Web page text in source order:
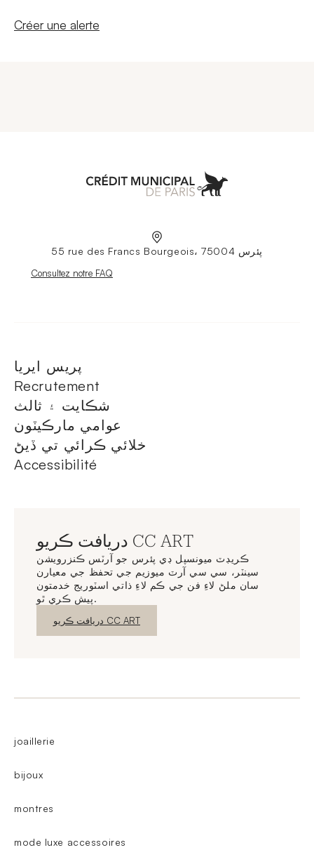
Nouvelle fenêtre
Créer une alerte
55 rue des Francs Bourgeois، 75004 پئرس
Nouvelle fenêtre
Consultez notre FAQ
پريس ايريا
Recrutement
شڪايت ۽ ثالث
عوامي مارڪيٽون
خلائي ڪرائي تي ڏيڻ
Accessibilité
دريافت ڪريو CC ART
ڪريڊٽ ميونسپل ڊي پئرس جو آرٽس ڪنزرويشن
سينٽر، سي سي آرٽ ميوزيم جي تحفظ جي معيارن
سان ملڻ لاءِ فن جي ڪم لاءِ ذاتي اسٽوريج خدمتون
پيش ڪري ٿو.
نئين ونڊو دريافت ڪريو CC ART
joaillerie
bijoux
montres
mode luxe accessoires